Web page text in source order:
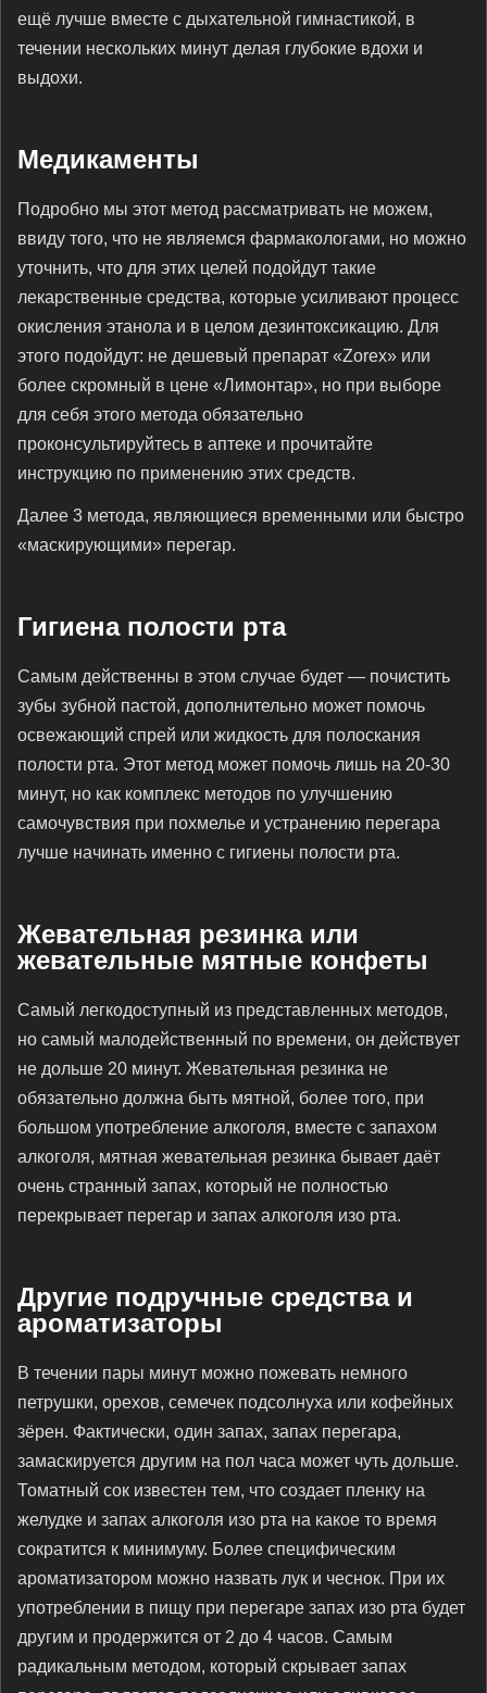
ещё лучше вместе с дыхательной гимнастикой, в
течении нескольких минут делая глубокие вдохи и
выдохи.
Медикаменты
Подробно мы этот метод рассматривать не можем,
ввиду того, что не являемся фармакологами, но можно
уточнить, что для этих целей подойдут такие
лекарственные средства, которые усиливают процесс
окисления этанола и в целом дезинтоксикацию. Для
этого подойдут: не дешевый препарат «Zorex» или
более скромный в цене «Лимонтар», но при выборе
для себя этого метода обязательно
проконсультируйтесь в аптеке и прочитайте
инструкцию по применению этих средств.
Далее 3 метода, являющиеся временными или быстро
«маскирующими» перегар.
Гигиена полости рта
Самым действенны в этом случае будет — почистить
зубы зубной пастой, дополнительно может помочь
освежающий спрей или жидкость для полоскания
полости рта. Этот метод может помочь лишь на 20-30
минут, но как комплекс методов по улучшению
самочувствия при похмелье и устранению перегара
лучше начинать именно с гигиены полости рта.
Жевательная резинка или
жевательные мятные конфеты
Самый легкодоступный из представленных методов,
но самый малодейственный по времени, он действует
не дольше 20 минут. Жевательная резинка не
обязательно должна быть мятной, более того, при
большом употребление алкоголя, вместе с запахом
алкоголя, мятная жевательная резинка бывает даёт
очень странный запах, который не полностью
перекрывает перегар и запах алкоголя изо рта.
Другие подручные средства и
ароматизаторы
В течении пары минут можно пожевать немного
петрушки, орехов, семечек подсолнуха или кофейных
зёрен. Фактически, один запах, запах перегара,
замаскируется другим на пол часа может чуть дольше.
Томатный сок известен тем, что создает пленку на
желудке и запах алкоголя изо рта на какое то время
сократится к минимуму. Более специфическим
ароматизатором можно назвать лук и чеснок. При их
употреблении в пищу при перегаре запах изо рта будет
другим и продержится от 2 до 4 часов. Самым
радикальным методом, который скрывает запах